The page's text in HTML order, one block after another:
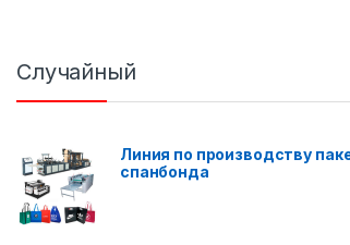
Случайный
Линия по производству
спанбонда